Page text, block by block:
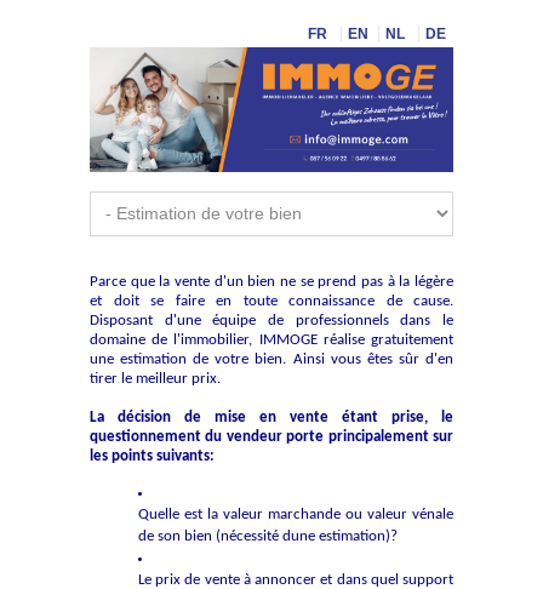
FR EN NL DE
Parce que la vente d'un bien ne se prend pas à la légère
et doit se faire en toute connaissance de cause.
Disposant d'une équipe de professionnels dans le
domaine de l'immobilier, IMMOGE réalise gratuitement
une estimation de votre bien. Ainsi vous êtes sûr d'en
tirer le meilleur prix.
La décision de mise en vente étant prise, le
questionnement du vendeur porte principalement sur
les points suivants:
Quelle est la valeur marchande ou valeur vénale
de son bien (nécessité dune estimation)?
Le prix de vente à annoncer et dans quel support